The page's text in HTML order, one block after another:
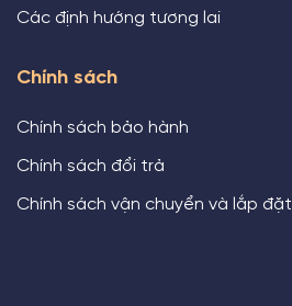
Các định hướng tương lai
Chính sách
Chính sách bảo hành
Chính sách đổi trả
Chính sách vận chuyển và lắp đặt